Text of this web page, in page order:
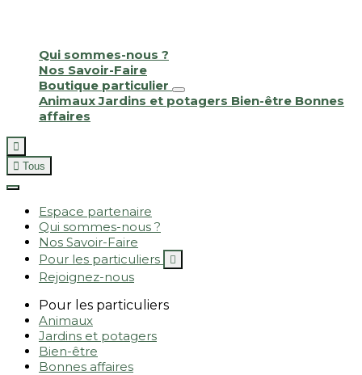
Qui sommes-nous ?
Nos Savoir-Faire
Boutique particulier
AnimauxJardins et potagers Bien-être Bonnes
affaires

 Tous
Espace partenaire
Qui sommes-nous ?
Nos Savoir-Faire
Pour les particuliers

Rejoignez-nous
Pour les particuliers
Animaux
Jardins et potagers
Bien-être
Bonnes affaires